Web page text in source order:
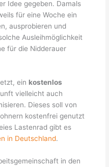
Idee gegeben. Damals
für eine Woche ein
ausprobieren und
Ausleihmöglichkeit
für die Nidderauer
ein kostenlos
vielleicht auch
Dieses soll von
kostenfrei genutzt
Lastenrad gibt es
in Deutschland.
in den